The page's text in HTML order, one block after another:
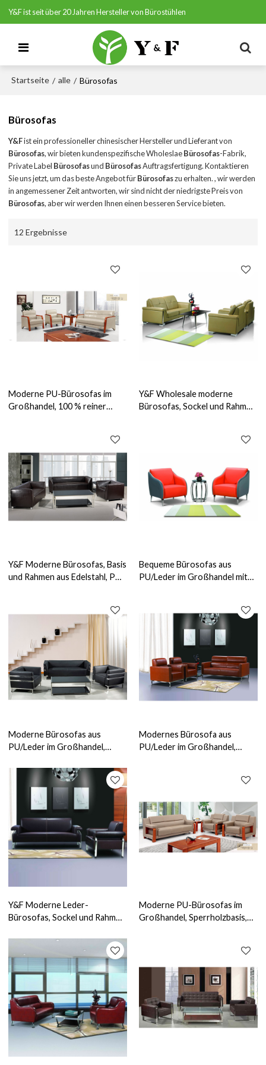
Y&F ist seit über 20 Jahren Hersteller von Bürostühlen
Startseite / alle / Bürosofas
Bürosofas
Y&Fist ein professioneller chinesischer Hersteller und Lieferant von
Bürosofas, wir bieten kundenspezifische WholeslaeBürosofas-Fabrik,
Private Label Bürosofasund BürosofasAuftragsfertigung. Kontaktieren
Sie uns jetzt, um das beste Angebot fürBürosofaszu erhalten. , wir werden
in angemessener Zeit antworten, wir sind nicht der niedrigste Preis von
Bürosofas, aber wir werden Ihnen einen besseren Service bieten.
12 Ergebnisse
Moderne PU-Bürosofas im
Großhandel, 100 % reiner
Y&F Wholesale moderne
Bürosofas, Sockel und Rahmen
Y&F Moderne Bürosofas, Basis
und Rahmen aus Edelstahl, PU-
Bequeme Bürosofas aus
PU/Leder im Großhandel mit
Moderne Bürosofas aus
PU/Leder im Großhandel,
Edelstahl (SF-898)
Modernes Bürosofa aus
PU/Leder im Großhandel,
Y&F Moderne Leder-
Bürosofas, Sockel und Rahmen
Moderne PU-Bürosofas im
Großhandel, Sperrholzbasis,